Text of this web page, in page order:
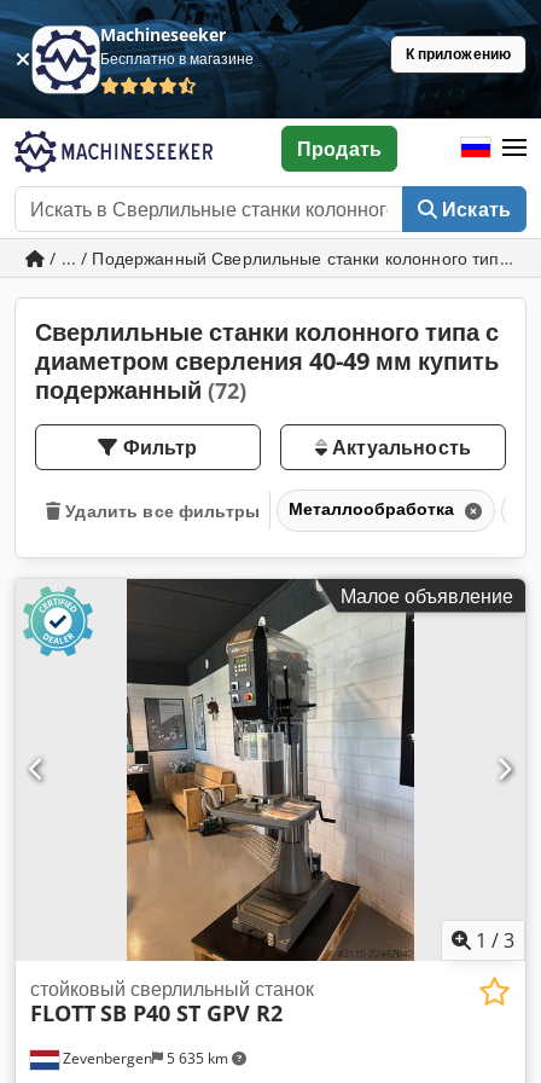
Machineseeker
Бесплатно в магазине К приложению
Искать
Продать
/ ... / Подержанный Сверлильные станки колонного типа с
Сверлильные станки колонного типа с
диаметром сверления 40-49 мм купить
подержанный (72)
Фильтр Актуальность
Удалить все фильтры Металлообработка
Малое объявление
1 /3
Zevenbergen 5 635 km
стойковый сверлильный станок
FLOTTSB P40 ST GPV R2